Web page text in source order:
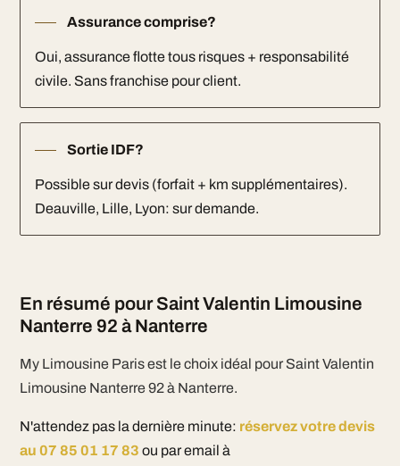
Assurance comprise?
Oui, assurance flotte tous risques + responsabilité
civile. Sans franchise pour client.
Sortie IDF?
Possible sur devis (forfait + km supplémentaires).
Deauville, Lille, Lyon: sur demande.
En résumé pour Saint Valentin Limousine
Nanterre 92 à Nanterre
My Limousine Paris est le choix idéal pour Saint Valentin
Limousine Nanterre 92 à Nanterre.
N'attendez pas la dernière minute: réservez votre devis
au 07 85 01 17 83 ou par email à